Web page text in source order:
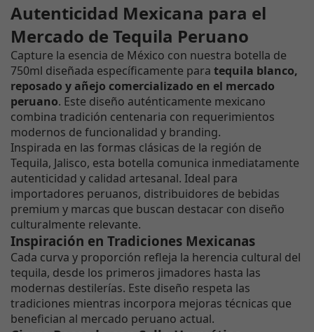
Autenticidad Mexicana para el
Mercado de Tequila Peruano
Capture la esencia de México con nuestra botella de
750ml diseñada específicamente para tequila blanco,
reposado y añejo comercializado en el mercado
peruano. Este diseño auténticamente mexicano
combina tradición centenaria con requerimientos
modernos de funcionalidad y branding.
Inspirada en las formas clásicas de la región de
Tequila, Jalisco, esta botella comunica inmediatamente
autenticidad y calidad artesanal. Ideal para
importadores peruanos, distribuidores de bebidas
premium y marcas que buscan destacar con diseño
culturalmente relevante.
Inspiración en Tradiciones Mexicanas
Cada curva y proporción refleja la herencia cultural del
tequila, desde los primeros jimadores hasta las
modernas destilerías. Este diseño respeta las
tradiciones mientras incorpora mejoras técnicas que
benefician al mercado peruano actual.